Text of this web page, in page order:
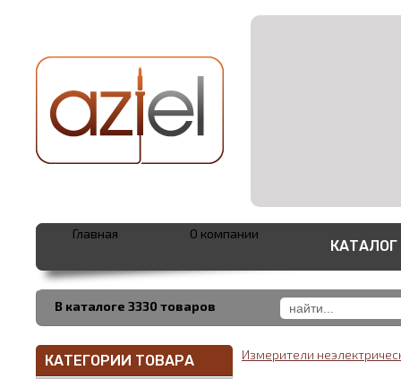
В каталоге 3330 товаров
Главная О компании
КАТАЛОГ
КАТЕГОРИИ ТОВАРА Измерители